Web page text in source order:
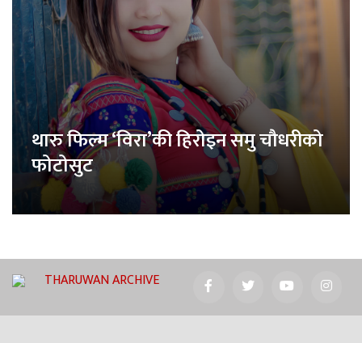
थारु फिल्म ‘विरा’की हिरोइन समु चौधरीको
फोटोसुट
THARUWAN ARCHIVE